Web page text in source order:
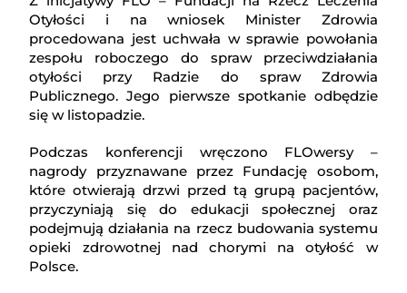
Otyłości i na wniosek Minister Zdrowia
procedowana jest uchwała w sprawie powołania
zespołu roboczego do spraw przeciwdziałania
otyłości przy Radzie do spraw Zdrowia
Publicznego. Jego pierwsze spotkanie odbędzie
się w listopadzie.
Podczas konferencji wręczono FLOwersy –
nagrody przyznawane przez Fundację osobom,
które otwierają drzwi przed tą grupą pacjentów,
przyczyniają się do edukacji społecznej oraz
podejmują działania na rzecz budowania systemu
opieki zdrowotnej nad chorymi na otyłość w
Polsce.